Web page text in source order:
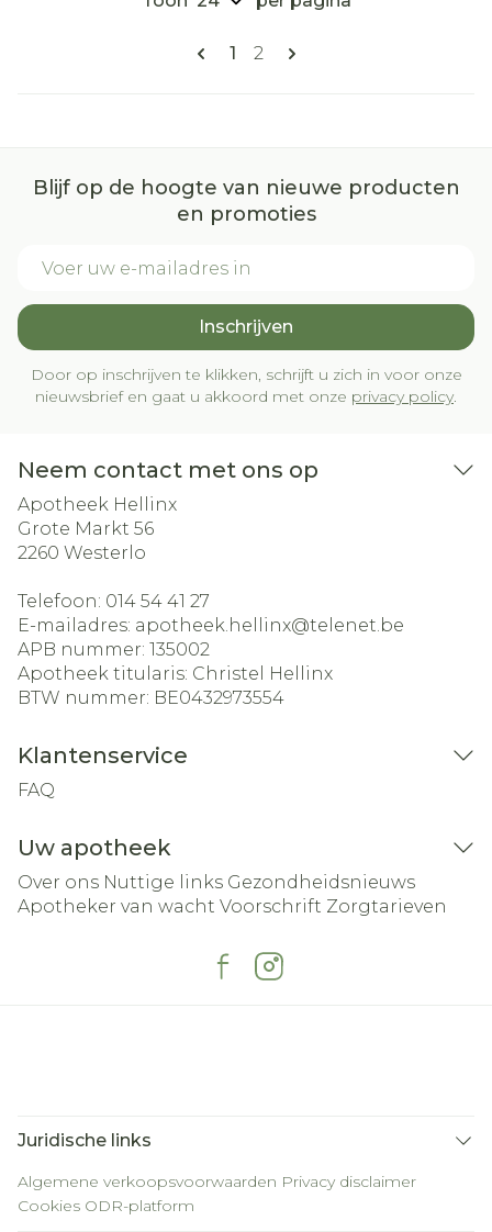
Pagina's
U lees momenteel pagina
1 Pagina
2
Blijf op de hoogte van nieuwe producten
en promoties
Inschrijven
Door op inschrijven te klikken, schrijft u zich in voor onze
nieuwsbrief en gaat u akkoord met onze privacy policy.
Neem contact met ons op
Apotheek Hellinx
Grote Markt 56
2260 Westerlo
Telefoon: 014 54 41 27
E-mailadres: apotheek.hellinx@telenet.be
APB nummer: 135002
Apotheek titularis: Christel Hellinx
BTW nummer: BE0432973554
Klantenservice
FAQ
Uw apotheek
Over ons Nuttige links Gezondheidsnieuws
Apotheker van wacht Voorschrift Zorgtarieven
Juridische links
Algemene verkoopsvoorwaarden Privacy disclaimer
Cookies ODR-platform